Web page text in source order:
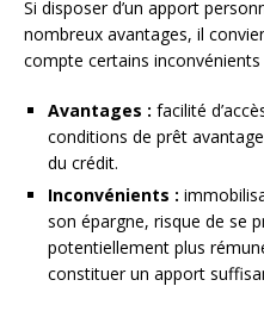
Si disposer d’un apport
nombreux avantages, il
compte certains inconvénients
Avantages : facilité
conditions de prêt
du crédit.
Inconvénients :
son épargne, risque de se
potentiellement plus
constituer un apport